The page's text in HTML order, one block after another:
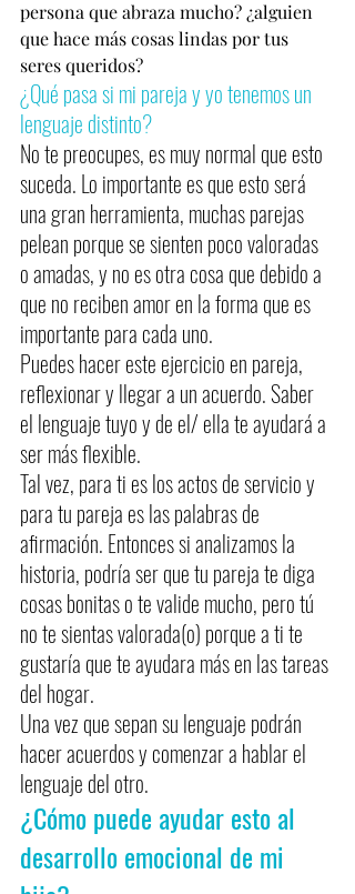
persona que abraza mucho? ¿alguien
que hace más cosas lindas por tus
seres queridos?
¿Qué pasa si mi pareja y yo tenemos un
lenguaje distinto?
No te preocupes, es muy normal que esto
suceda. Lo importante es que esto será
una gran herramienta, muchas parejas
pelean porque se sienten poco valoradas
o amadas, y no es otra cosa que debido a
que no reciben amor en la forma que es
importante para cada uno.
Puedes hacer este ejercicio en pareja,
reflexionar y llegar a un acuerdo. Saber
el lenguaje tuyo y de el/ ella te ayudará a
ser más flexible.
Tal vez, para ti es los actos de servicio y
para tu pareja es las palabras de
afirmación. Entonces si analizamos la
historia, podría ser que tu pareja te diga
cosas bonitas o te valide mucho, pero tú
no te sientas valorada(o) porque a ti te
gustaría que te ayudara más en las tareas
del hogar.
Una vez que sepan su lenguaje podrán
hacer acuerdos y comenzar a hablar el
lenguaje del otro.
¿Cómo puede ayudar esto al
desarrollo emocional de mi